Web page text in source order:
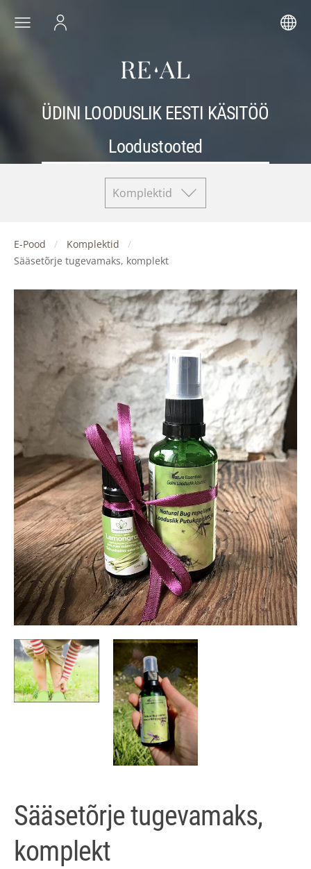
ÜDINI LOODUSLIK EESTI KÄSITÖÖ
Loodustooted
Komplektid
E-Pood
Komplektid
Sääsetõrje tugevamaks, komplekt
Sääsetõrje tugevamaks,
komplekt